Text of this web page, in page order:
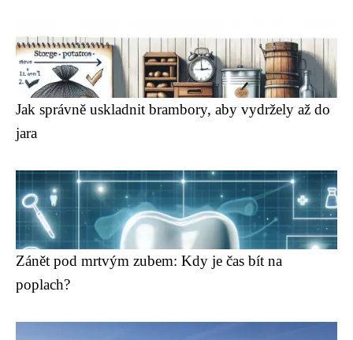
Jak správně uskladnit brambory, aby vydržely až do
jara
Zánět pod mrtvým zubem: Kdy je čas bít na
poplach?